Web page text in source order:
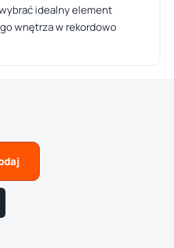
idealny element
wnętrza w rekordowo